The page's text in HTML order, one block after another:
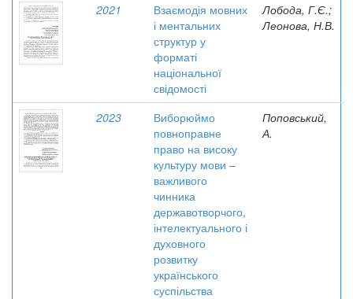
2021
Взаємодія мовних
і ментальних
структур у
форматі
національної
свідомості
Лобода, Г.Є.;
Леонова, Н.В.
2023
Виборюймо
повноправне
право на високу
культуру мови –
важливого
чинника
державотворчого,
інтелектуального і
духовного
розвитку
українського
суспільства
Поповський,
А.